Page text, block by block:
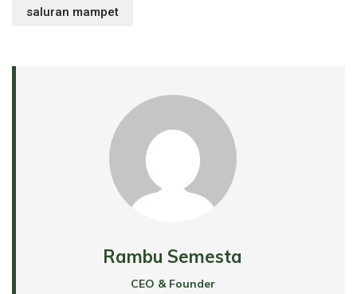
saluran mampet
Rambu Semesta
CEO & Founder